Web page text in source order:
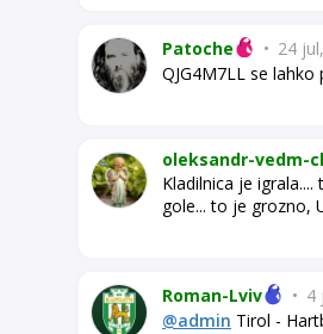
Patoche • 24
QJG4M7LL se
oleksandr-vedm-
Kladilnica je
gole... to je grozno,
Roman-Lviv • 4
@admin Tirol -